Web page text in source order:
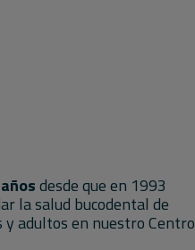
desde que en 1993
la salud bucodental de
y adultos en nuestro Centro